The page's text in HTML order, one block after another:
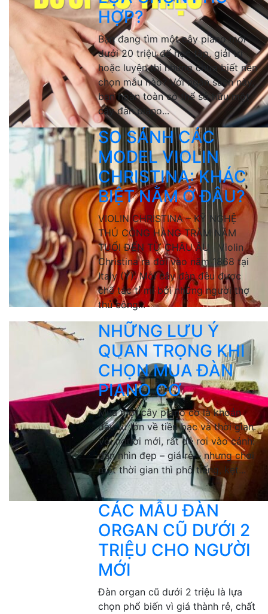
HỢP?
Bạn đang tìm một cây piano mới
dưới 20 triệu để học tập, giải trí
hoặc luyện thi nhưng chưa biết nên
chọn mẫu nào? Với ngân sách này,
bạn hoàn toàn có thể sở hữu một
cây đàn piano...
SO SÁNH CÁC
MODEL VIOLIN
CHRISTINA: KHÁC
BIỆT NẰM Ở ĐÂU?
VIOLIN CHRISTINA – KỸ NGHỆ
THỦ CÔNG HÀNG TRĂM NĂM
TUỔI ĐẾN TỪ CHÂU ÂU Violin
Christina ra đời vào năm 1868 tại
Italy (Ý). Mỗi cây đàn đều được
chế tác tỉ mỉ bởi những người thợ
thủ công...
NHỮNG LƯU Ý
QUAN TRỌNG KHI
CHỌN MUA ĐÀN
PIANO CƠ
Mua một cây piano cơ là khoản
đầu tư lớn về tiền bạc và thời gian.
Với người mới, rất dễ rơi vào cảnh:
đàn nhìn đẹp – giá rẻ – nhưng chơi
một thời gian thì phô tiếng, kẹt...
CÁC MẪU ĐÀN
ORGAN CŨ DƯỚI 2
TRIỆU CHO NGƯỜI
MỚI
Đàn organ cũ dưới 2 triệu là lựa
chọn phổ biến vì giá thành rẻ, chất